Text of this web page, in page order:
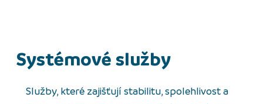
Systémové služby
Služby, které zajišťují stabilitu, spolehlivost a